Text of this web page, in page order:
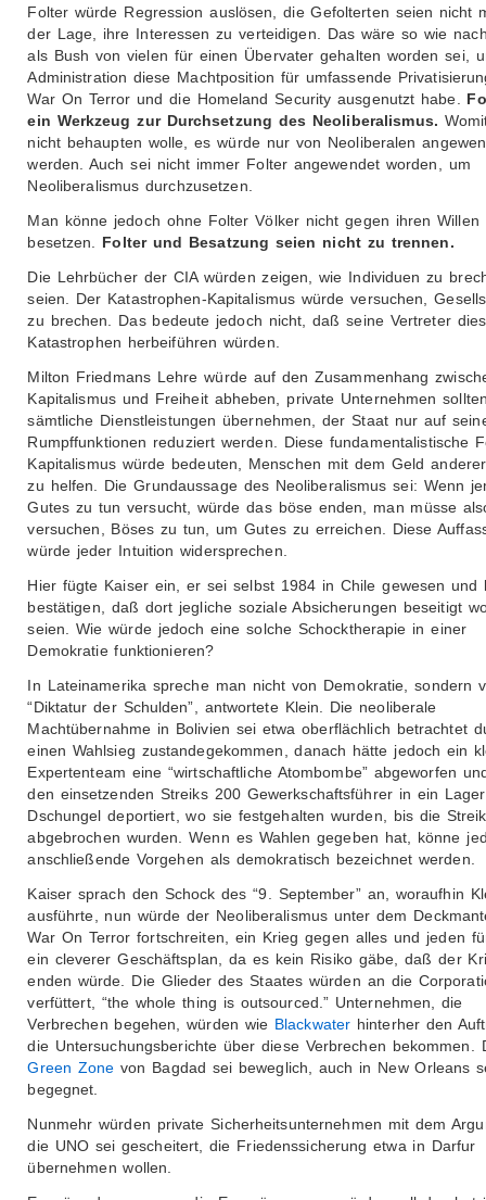
Folter würde Regression auslösen, die Gefolterten seien nicht
der Lage, ihre Interessen zu verteidigen. Das wäre so wie
als Bush von vielen für einen Übervater gehalten worden sei,
Administration diese Machtposition für umfassende
War On Terror und die Homeland Security ausgenutzt habe.
ein Werkzeug zur Durchsetzung des Neoliberalismus.
nicht behaupten wolle, es würde nur von Neoliberalen
werden. Auch sei nicht immer Folter angewendet worden, um
Neoliberalismus durchzusetzen.
Man könne jedoch ohne Folter Völker nicht gegen ihren Willen
besetzen. Folter und Besatzung seien nicht zu trennen.
Die Lehrbücher der CIA würden zeigen, wie Individuen zu
seien. Der Katastrophen-Kapitalismus würde versuchen,
zu brechen. Das bedeute jedoch nicht, daß seine Vertreter
Katastrophen herbeiführen würden.
Milton Friedmans Lehre würde auf den Zusammenhang
Kapitalismus und Freiheit abheben, private Unternehmen
sämtliche Dienstleistungen übernehmen, der Staat nur auf
Rumpffunktionen reduziert werden. Diese fundamentalistische
Kapitalismus würde bedeuten, Menschen mit dem Geld
zu helfen. Die Grundaussage des Neoliberalismus sei: Wenn
Gutes zu tun versucht, würde das böse enden, man müsse
versuchen, Böses zu tun, um Gutes zu erreichen. Diese
würde jeder Intuition widersprechen.
Hier fügte Kaiser ein, er sei selbst 1984 in Chile gewesen und
bestätigen, daß dort jegliche soziale Absicherungen beseitigt
seien. Wie würde jedoch eine solche Schocktherapie in einer
Demokratie funktionieren?
In Lateinamerika spreche man nicht von Demokratie, sondern
“Diktatur der Schulden”, antwortete Klein. Die neoliberale
Machtübernahme in Bolivien sei etwa oberflächlich betrachtet
einen Wahlsieg zustandegekommen, danach hätte jedoch ein
Expertenteam eine “wirtschaftliche Atombombe” abgeworfen
den einsetzenden Streiks 200 Gewerkschaftsführer in ein
Dschungel deportiert, wo sie festgehalten wurden, bis die
abgebrochen wurden. Wenn es Wahlen gegeben hat, könne
anschließende Vorgehen als demokratisch bezeichnet werden.
Kaiser sprach den Schock des “9. September” an, woraufhin
ausführte, nun würde der Neoliberalismus unter dem
War On Terror fortschreiten, ein Krieg gegen alles und jeden
ein cleverer Geschäftsplan, da es kein Risiko gäbe, daß der
enden würde. Die Glieder des Staates würden an die
verfüttert, “the whole thing is outsourced.” Unternehmen, die
Verbrechen begehen, würden wie Blackwater hinterher den
die Untersuchungsberichte über diese Verbrechen bekommen.
Green Zone von Bagdad sei beweglich, auch in New Orleans
begegnet.
Nunmehr würden private Sicherheitsunternehmen mit dem
die UNO sei gescheitert, die Friedenssicherung etwa in Darfur
übernehmen wollen.